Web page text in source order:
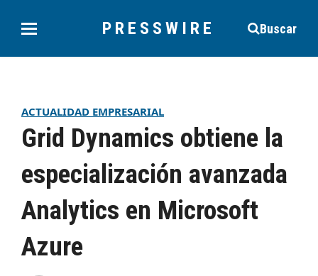
PRESSWIRE Buscar
ACTUALIDAD EMPRESARIAL
Grid Dynamics obtiene la
especialización avanzada
Analytics en Microsoft
Azure